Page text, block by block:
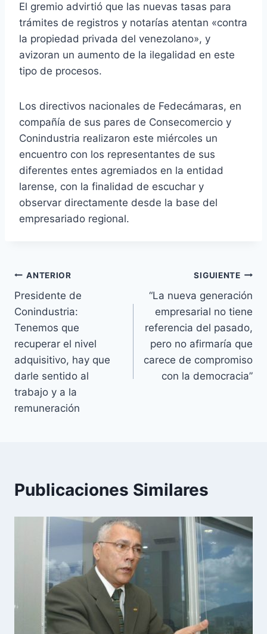
El gremio advirtió que las nuevas tasas para
trámites de registros y notarías atentan «contra
la propiedad privada del venezolano», y
avizoran un aumento de la ilegalidad en este
tipo de procesos.
Los directivos nacionales de Fedecámaras, en
compañía de sus pares de Consecomercio y
Conindustria realizaron este miércoles un
encuentro con los representantes de sus
diferentes entes agremiados en la entidad
larense, con la finalidad de escuchar y
observar directamente desde la base del
empresariado regional.
Navegación
de
entradas
ANTERIOR
Presidente de
Conindustria:
Tenemos que
recuperar el nivel
adquisitivo, hay que
darle sentido al
trabajo y a la
remuneración
SIGUIENTE
“La nueva generación
empresarial no tiene
referencia del pasado,
pero no afirmaría que
carece de compromiso
con la democracia”
Publicaciones Similares